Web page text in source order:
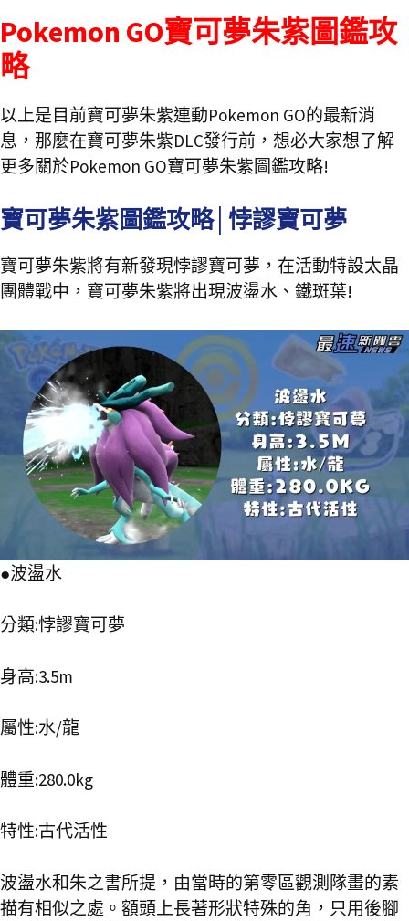
Pokemon GO寶可夢朱紫圖鑑攻
略
以上是目前寶可夢朱紫連動Pokemon GO的最新消
息，那麼在寶可夢朱紫DLC發行前，想必大家想了解
更多關於Pokemon GO寶可夢朱紫圖鑑攻略!
寶可夢朱紫圖鑑攻略│悖謬寶可夢
寶可夢朱紫將有新發現悖謬寶可夢，在活動特設太晶
團體戰中，寶可夢朱紫將出現波盪水、鐵斑葉!
●波盪水
分類:悖謬寶可夢
身高:3.5m
屬性:水/龍
體重:280.0kg
特性:古代活性
波盪水和朱之書所提，由當時的第零區觀測隊畫的素
描有相似之處。額頭上長著形狀特殊的角，只用後腳